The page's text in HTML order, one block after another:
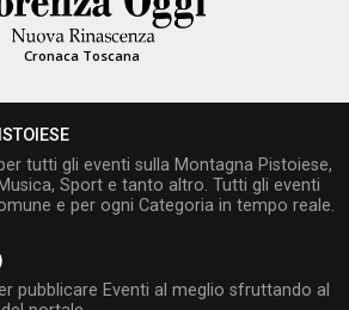
Cronaca Toscana
tutti gli eventi sulla Montagna Pistoiese,
Sport e tanto altro. Tutti gli eventi
e per ogni Categoria in tempo reale.
pubblicare Eventi al meglio sfruttando al